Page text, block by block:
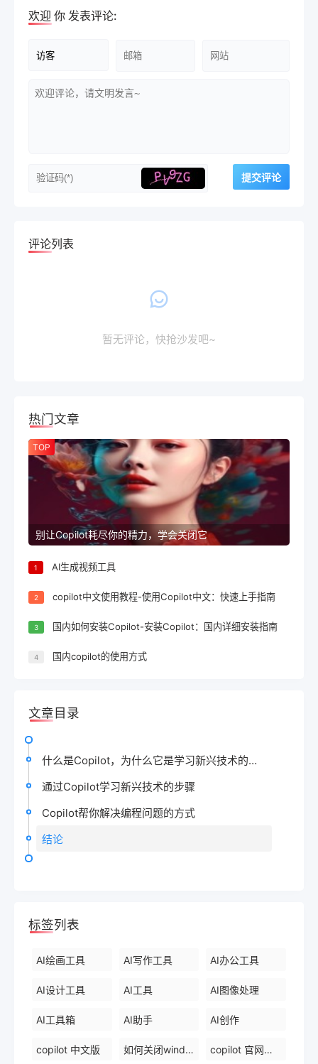
欢迎 你 发表评论:
评论列表
暂无评论，快抢沙发吧~
热门文章
TOP
别让Copilot耗尽你的精力，学会关闭它
1 AI生成视频工具
2 copilot中文使用教程-使用Copilot中文：快速上手指南
3 国内如何安装Copilot-安装Copilot：国内详细安装指南
4 国内copilot的使用方式
文章目录
什么是Copilot，为什么它是学习新兴技术的最好工具？
通过Copilot学习新兴技术的步骤
Copilot帮你解决编程问题的方式
结论
标签列表
AI绘画工具 AI写作工具 AI办公工具
AI设计工具 AI工具 AI图像处理
AI工具箱 AI助手 AI创作
copilot 中文版 如何关闭windows 中的 copilot copilot 官网下载